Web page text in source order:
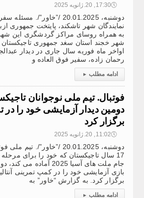
🕔17:30, 20.ژانویه 2025
دوشنبه، 20.01.2025 /”خاور”/. مسئله سفر
نمایندگان شهر تاشکند، پایتخت جمهوری
به همراه روسای مراکز گردشگری این
شهر خجند استان سغد جمهوری تاجیکستان
اواخر ماه فوریه سال جاری در دیدار
رحمان زاده، سفیر فوق العاده و
ادامه مطلب ▸
فوتبال. تیم ملی نوجوانان
دومین دیدار آزمایشی خود را در
برگزار کرد
🕔11:02, 20.ژانویه 2025
دوشنبه، 20.01.2025 /”خاور”/. تیم
17 سال تاجیکستان که خود را برای مرحله
جام ملت های آسیا 2025 آماده می
بازی آزمایشی خود را در کمپ تمرینی
برگزار کرد. به گزارش “خاور” به
ادامه مطلب ▸